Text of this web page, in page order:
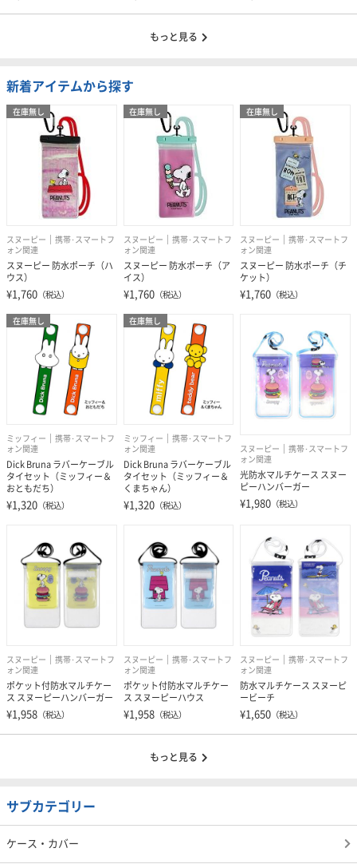
もっと見る
新着アイテムから探す
在庫無し
スヌーピー
携帯･スマートフ
ォン関連
スヌーピー 防水ポーチ（ハ
ウス）
¥1,760 （税込）
在庫無し
スヌーピー
携帯･スマートフ
ォン関連
スヌーピー 防水ポーチ（ア
イス）
¥1,760（税込）
在庫無し
スヌーピー
携帯･スマートフ
ォン関連
スヌーピー 防水ポーチ（チ
ケット）
¥1,760 （税込）
在庫無し
ミッフィー
携帯･スマートフ
ォン関連
Dick Bruna ラバーケーブル
タイセット（ミッフィー＆
おともだち）
¥1,320 （税込）
在庫無し
ミッフィー
携帯･スマートフ
ォン関連
Dick Bruna ラバーケーブル
タイセット（ミッフィー＆
くまちゃん）
¥1,320（税込）
スヌーピー
携帯･スマートフ
ォン関連
光防水マルチケース スヌー
ピーハンバーガー
¥1,980 （税込）
スヌーピー
携帯･スマートフ
ォン関連
ポケット付防水マルチケー
ス スヌーピーハンバーガー
¥1,958 （税込）
スヌーピー
携帯･スマートフ
ォン関連
ポケット付防水マルチケー
ス スヌーピーハウス
¥1,958（税込）
スヌーピー
携帯･スマートフ
ォン関連
防水マルチケース スヌーピ
ービーチ
¥1,650 （税込）
もっと見る
サブカテゴリー
ケース・カバー